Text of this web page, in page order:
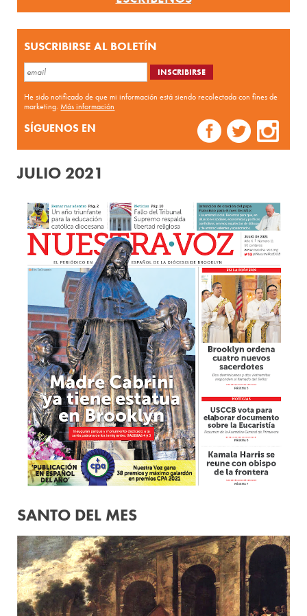
SUSCRIBIRSE AL BOLETÍN
He sido notificado de que mi información está siendo recolectada con fines de
marketing.Más información
SÍGUENOS EN
JULIO 2021
SANTO DEL MES